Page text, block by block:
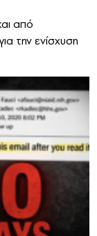
από
την ενίσχυση